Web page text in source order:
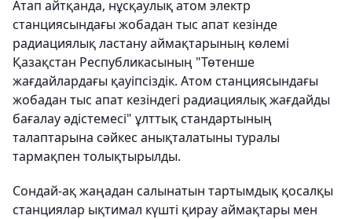
Атап айтқанда, нұсқаулық атом электр
станциясындағы жобадан тыс апат кезінде
радиациялық ластану аймақтарының көлемі
Қазақстан Республикасының "Төтенше
жағдайлардағы қауіпсіздік. Атом станциясындағы
жобадан тыс апат кезіндегі радиациялық жағдайды
бағалау әдістемесі" ұлттық стандартының
талаптарына сәйкес анықталатыны туралы
тармақпен толықтырылды.
Сондай-ақ жаңадан салынатын тартымдық қосалқы
станциялар ықтимал күшті қирау аймақтары мен